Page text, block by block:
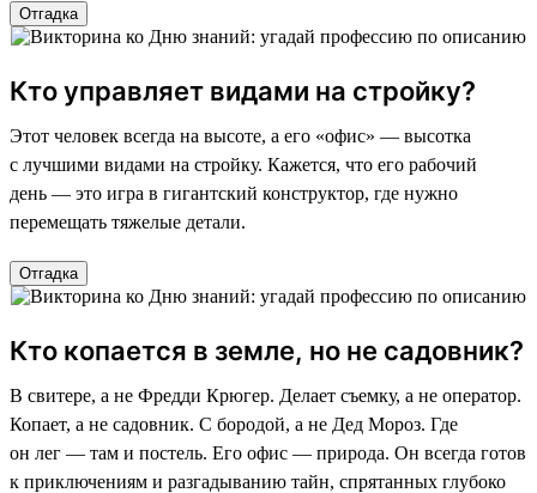
Отгадка
Кто управляет видами на стройку?
Этот человек всегда на высоте, а его «офис» — высотка
с лучшими видами на стройку. Кажется, что его рабочий
день — это игра в гигантский конструктор, где нужно
перемещать тяжелые детали.
Отгадка
Кто копается в земле, но не садовник?
В свитере, а не Фредди Крюгер. Делает съемку, а не оператор.
Копает, а не садовник. С бородой, а не Дед Мороз. Где
он лег — там и постель. Его офис — природа. Он всегда готов
к приключениям и разгадыванию тайн, спрятанных глубоко